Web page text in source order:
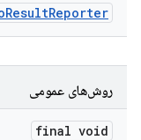
ResultReporter
روش‌های عمومی
final void